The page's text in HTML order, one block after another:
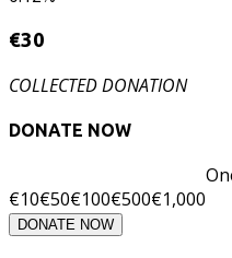
€30
COLLECTED DONATION
DONATE NOW
€10€50€100€500€1,000
DONATE NOW